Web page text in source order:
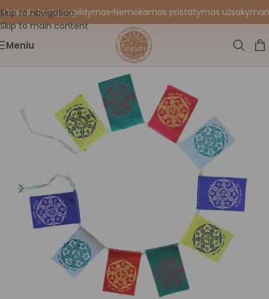
Skip to navigation
Skip to main content
kortų papildymas•Nemokamas pristatymas
Meniu